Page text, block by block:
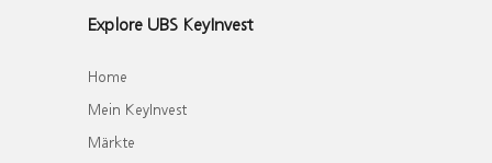
Explore UBS KeyInvest
Home
Mein KeyInvest
Märkte